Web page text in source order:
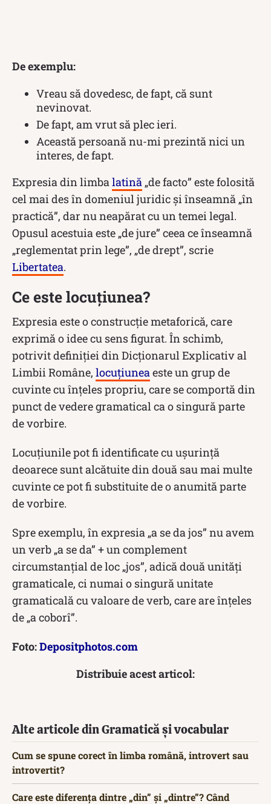
De exemplu:
Vreau să dovedesc, de fapt, că sunt
nevinovat.
De fapt, am vrut să plec ieri.
Această persoană nu-mi prezintă nici un
interes, de fapt.
Expresia din limba latină „de facto” este folosită
cel mai des în domeniul juridic și înseamnă „în
practică”, dar nu neapărat cu un temei legal.
Opusul acestuia este „de jure” ceea ce înseamnă
„reglementat prin lege”, „de drept”, scrie
Libertatea.
Ce este locuțiunea?
Expresia este o construcție metaforică, care
exprimă o idee cu sens figurat. În schimb,
potrivit definiției din Dicționarul Explicativ al
Limbii Române, locuţiunea este un grup de
cuvinte cu înţeles propriu, care se comportă din
punct de vedere gramatical ca o singură parte
de vorbire.
Locuțiunile pot fi identificate cu ușurință
deoarece sunt alcătuite din două sau mai multe
cuvinte ce pot fi substituite de o anumită parte
de vorbire.
Spre exemplu, în expresia „a se da jos” nu avem
un verb „a se da” + un complement
circumstanţial de loc „jos”, adică două unităţi
gramaticale, ci numai o singură unitate
gramaticală cu valoare de verb, care are înţeles
de „a coborî”.
Foto:Depositphotos.com
Distribuie acest articol:
Alte articole din Gramatică și vocabular
Cum se spune corect în limba română, introvert sau
introvertit?
Care este diferența dintre „din” și „dintre”? Când